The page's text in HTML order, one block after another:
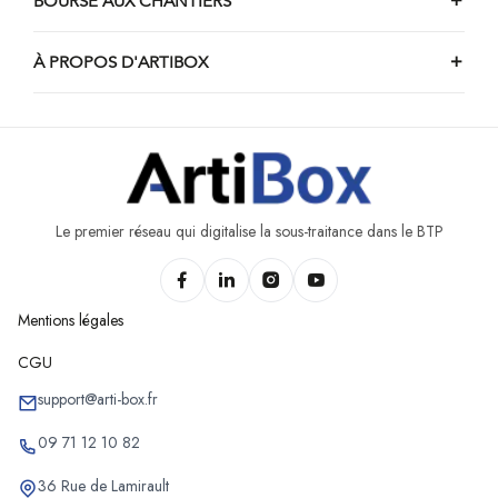
Chantiers de piscine de Burdinne
Chantiers de piscine de Trois-Ponts
Chantiers de piscine d'Héron
À PROPOS D'ARTIBOX
Le premier réseau qui digitalise la sous-traitance dans le BTP
Mentions légales
CGU
support@arti-box.fr
09 71 12 10 82
36 Rue de Lamirault